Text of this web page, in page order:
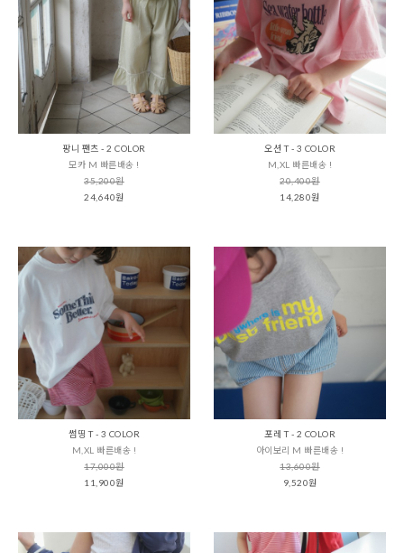
팡니 팬츠 - 2 COLOR
모카 M 빠른배송 !
35,200원
24,640원
오션 T - 3 COLOR
M,XL 빠른배송 !
20,400원
14,280원
썸띵 T - 3 COLOR
M,XL 빠른배송 !
17,000원
11,900원
포레 T - 2 COLOR
아이보리 M 빠른배송 !
13,600원
9,520원